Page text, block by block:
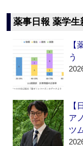
薬事日報 薬学
【
う
【
ア
ツ